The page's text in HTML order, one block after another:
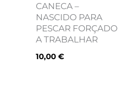
CANECA –
NASCIDO PARA
PESCAR FORÇADO
A TRABALHAR
10,00 €